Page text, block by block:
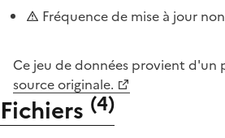
Fréquence de mise à jour
Ce jeu de données provient d'un
source originale.
Fichiers (4)